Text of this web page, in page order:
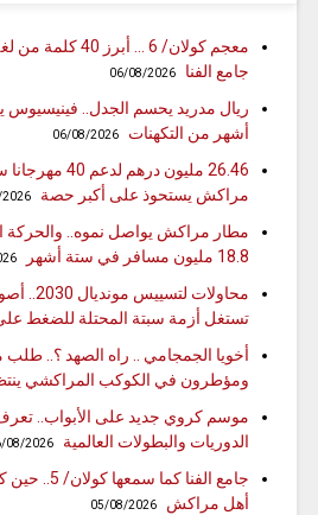
معجم كولان/ 6 …
جامع الفنا
06/08/2026
أشهر من التكهنات
06/08/2026
26.46 مليون درهم
مراكش يستحوذ على أكبر حصة
مطار مراكش يواصل نموه.. والحركة
18.8 مليون مسافر في ستة أشهر
محاولات
تستغل أزمة سبتة المحتلة للضغط
أخويا الجمجامي .. راه الصهد ؟..
ومؤطرون في الكوكب المراكشي
موسم كروي جديد على الأبواب.. تعرف
الدوريات والبطولات العالمية
08/2026
جامع الفنا
أهل مراكش
05/08/2026